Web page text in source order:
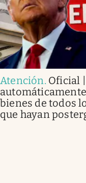
Atención. Oficial
bienes de todos
que hayan